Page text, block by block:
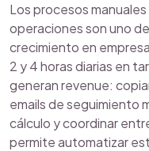
Los procesos
operaciones son uno
crecimiento en
2 y 4 horas diarias en
generan revenue:
emails de seguimiento
cálculo y coordinar
permite automatizar